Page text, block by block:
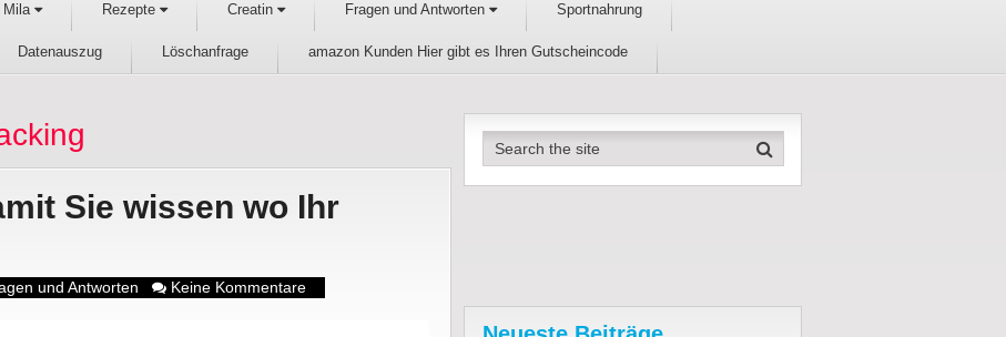
Mila Rezepte Creatin Fragen und Antworten Sportnahrung
Datenauszug Löschanfrage amazon Kunden Hier gibt es Ihren Gutscheincode
Sie wissen wo Ihr
und Antworten Keine Kommentare